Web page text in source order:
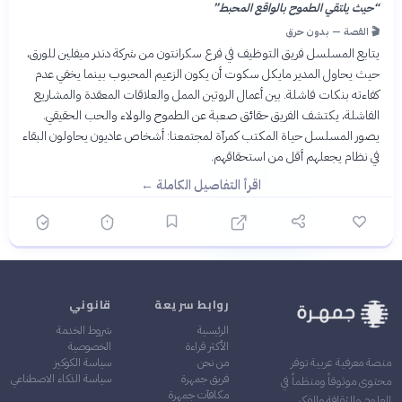
“حيث يلتقي الطموح بالواقع المحبط”
🎬 القصة — بدون حرق
يتابع المسلسل فريق التوظيف في فرع سكرانتون من شركة دندر ميفلين للورق،
حيث يحاول المدير مايكل سكوت أن يكون الزعيم المحبوب بينما يخفي عدم
كفاءته بنكات فاشلة. بين أعمال الروتين الممل والعلاقات المعقدة والمشاريع
الفاشلة، يكتشف الفريق حقائق صعبة عن الطموح والولاء والحب الحقيقي.
يصور المسلسل حياة المكتب كمرآة لمجتمعنا: أشخاص عاديون يحاولون البقاء
في نظام يجعلهم أقل من استحقاقهم.
اقرأ التفاصيل الكاملة ←
منصة معرفية عربية توفر
محتوى موثوقاً ومنظماً في
روابط سريعة
الرئيسية
الأكثر قراءة
من نحن
فريق جمهرة
مكافآت جمهرة
قانوني
شروط الخدمة
الخصوصية
سياسة الكوكيز
سياسة الذكاء الاصطناعي